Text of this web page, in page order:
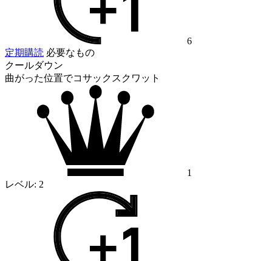
6
定期購読 必要なもの
クールダウン
曲がった位置でコサックスクワット
1
レベル: 2